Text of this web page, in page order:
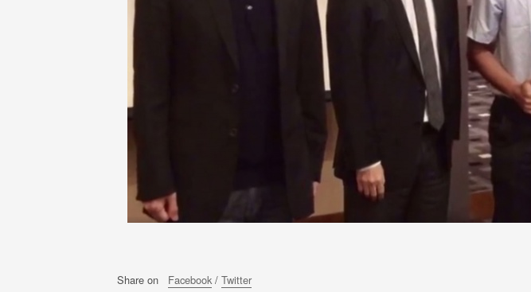
Share on Facebook / Twitter